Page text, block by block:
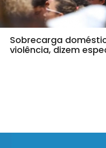
Sobrecarga
violência, dizem